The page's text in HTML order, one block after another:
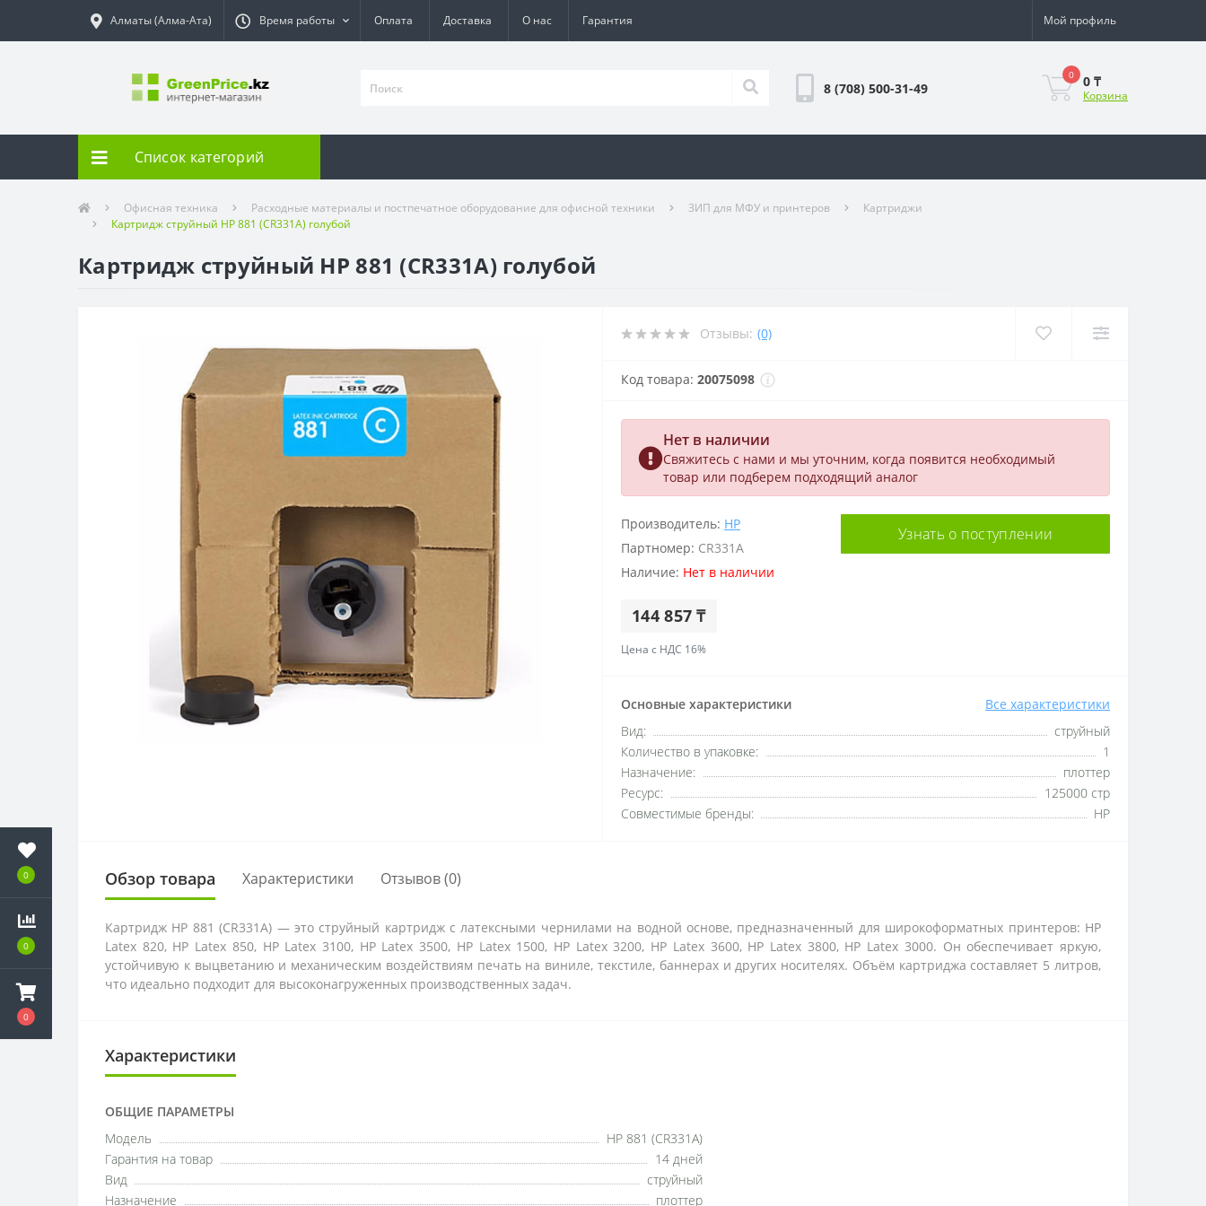
0
0
0
Алматы (Алма-Ата) Время работы Оплата Доставка О нас Гарантия Мой профиль
8 (708) 500-31-49
0 0 ₸
Корзина
Список категорий
Офисная техника Расходные материалы и постпечатное оборудование для офисной техники ЗИП для МФУ и принтеров
Картриджи
Картридж струйный HP 881 (CR331A) голубой
Картридж струйный HP 881 (CR331A) голубой
Отзывы: (0)
Код товара: 20075098
Нет в наличии
Свяжитесь с нами и мы уточним, когда появится необходимый
товар или подберем подходящий аналог
Производитель: HP
Партномер: CR331A
Наличие: Нет в наличии
144 857 ₸
Цена с НДС 16%
Узнать о поступлении
Основные характеристики Все характеристики
Вид:
струйный
Количество в упаковке:
1
Назначение:
плоттер
Ресурс:
125000 стр
Совместимые бренды:
HP
Обзор товара Характеристики Отзывов (0)
Картридж HP 881 (CR331A) — это струйный картридж с латексными чернилами на водной основе, предназначенный для широкоформатных принтеров: HP
Latex 820, HP Latex 850, HP Latex 3100, HP Latex 3500, HP Latex 1500, HP Latex 3200, HP Latex 3600, HP Latex 3800, HP Latex 3000. Он обеспечивает яркую,
устойчивую к выцветанию и механическим воздействиям печать на виниле, текстиле, баннерах и других носителях. Объём картриджа составляет 5 литров,
что идеально подходит для высоконагруженных производственных задач.
Характеристики
ОБЩИЕ ПАРАМЕТРЫ
Модель
HP 881 (CR331A)
Гарантия на товар
14 дней
Вид
струйный
Назначение
плоттер